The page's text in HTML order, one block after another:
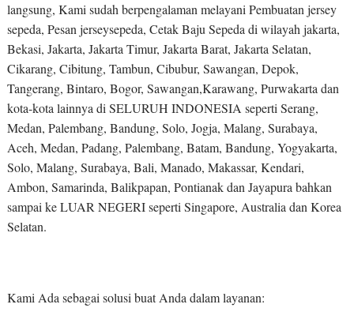
langsung, Kami sudah berpengalaman melayani Pembuatan jersey
sepeda, Pesan jerseysepeda, Cetak Baju Sepeda di wilayah jakarta,
Bekasi, Jakarta, Jakarta Timur, Jakarta Barat, Jakarta Selatan,
Cikarang, Cibitung, Tambun, Cibubur, Sawangan, Depok,
Tangerang, Bintaro, Bogor, Sawangan,Karawang, Purwakarta dan
kota-kota lainnya di SELURUH INDONESIA seperti Serang,
Medan, Palembang, Bandung, Solo, Jogja, Malang, Surabaya,
Aceh, Medan, Padang, Palembang, Batam, Bandung, Yogyakarta,
Solo, Malang, Surabaya, Bali, Manado, Makassar, Kendari,
Ambon, Samarinda, Balikpapan, Pontianak dan Jayapura bahkan
sampai ke LUAR NEGERI seperti Singapore, Australia dan Korea
Selatan.
Kami Ada sebagai solusi buat Anda dalam layanan: